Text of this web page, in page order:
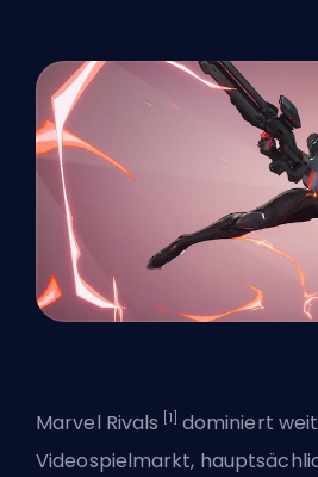
Marvel Rivals [1] dominiert
Videospielmarkt,